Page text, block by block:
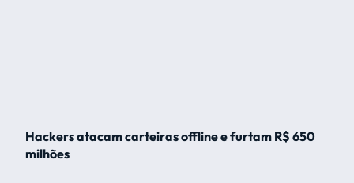
Hackers atacam carteiras offline e furtam R$ 650
milhões